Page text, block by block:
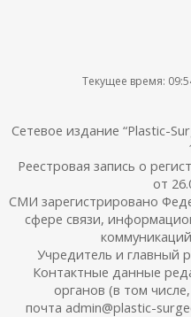
Текущее время:
Сетевое издание “Plastic-
Реестровая запись о
от
СМИ зарегистрировано
сфере связи,
Учредитель и главный
Контактные данные
органов (в том
почта admin@plastic-